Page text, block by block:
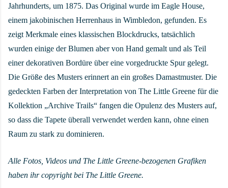
Jahrhunderts, um 1875. Das Original wurde im Eagle House,
einem jakobinischen Herrenhaus in Wimbledon, gefunden. Es
zeigt Merkmale eines klassischen Blockdrucks, tatsächlich
wurden einige der Blumen aber von Hand gemalt und als Teil
einer dekorativen Bordüre über eine vorgedruckte Spur gelegt.
Die Größe des Musters erinnert an ein großes Damastmuster. Die
gedeckten Farben der Interpretation von The Little Greene für die
Kollektion „Archive Trails“ fangen die Opulenz des Musters auf,
so dass die Tapete überall verwendet werden kann, ohne einen
Raum zu stark zu dominieren.
Alle Fotos, Videos und The Little Greene-bezogenen Grafiken
haben ihr copyright bei The Little Greene.